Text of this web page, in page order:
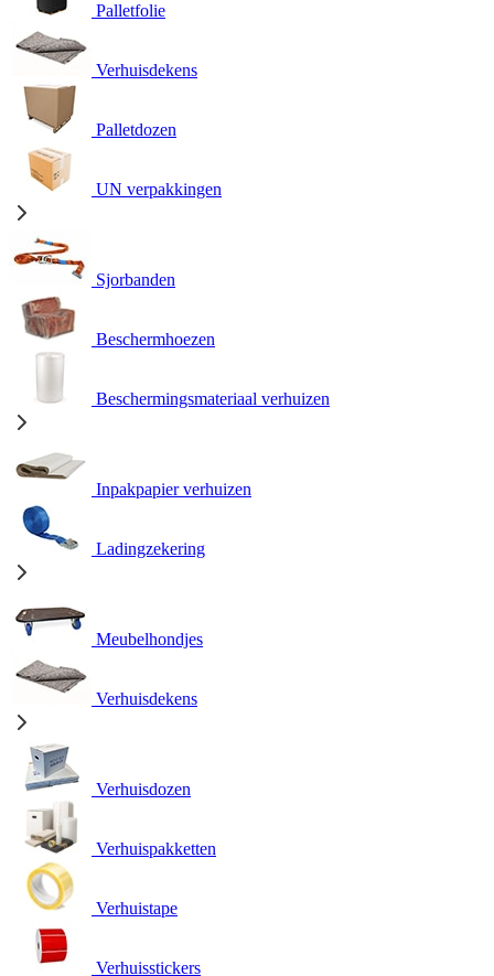
Palletfolie
Verhuisdekens
Palletdozen
UN verpakkingen
Sjorbanden
Beschermhoezen
Beschermingsmateriaal verhuizen
Inpakpapier verhuizen
Ladingzekering
Meubelhondjes
Verhuisdekens
Verhuisdozen
Verhuispakketten
Verhuistape
Verhuisstickers